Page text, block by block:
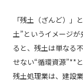
「残土（ざんど）」
土”というイメージ
ると、残土は単なる
せない“循環資源”**
残土処理業は、建設